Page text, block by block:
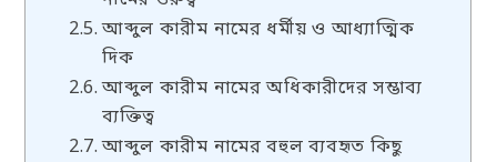
আব্দুল কারীম নামের ধর্মীয় ও আধ্যাত্মিক
দিক
আব্দুল কারীম নামের অধিকারীদের সম্ভাব্য
ব্যক্তিত্ব
আব্দুল কারীম নামের বহুল ব্যবহৃত কিছু